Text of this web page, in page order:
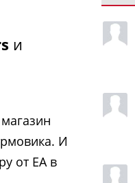
и
И
от EA в